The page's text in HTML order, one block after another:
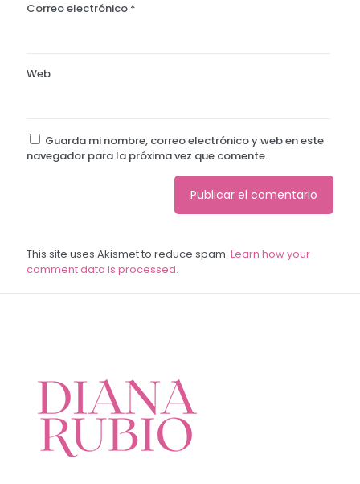
Correo electrónico *
Web
Guarda mi nombre, correo electrónico y web en este
navegador para la próxima vez que comente.
This site uses Akismet to reduce spam. Learn how your
comment data is processed.